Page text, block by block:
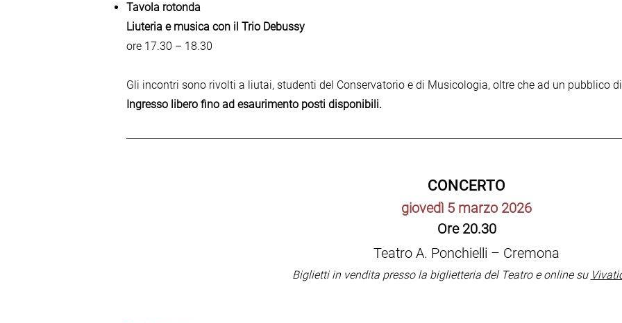
Tavola rotonda
Liuteria e musica con il Trio Debussy
ore 17.30 – 18.30
Gli incontri sono rivolti a liutai, studenti del Conservatorio e di Musicologia, oltre che ad un pubblico
Ingresso libero fino ad esaurimento posti disponibili.
CONCERTO
giovedì 5 marzo 2026
Ore 20.30
Teatro A. Ponchielli – Cremona
Biglietti in vendita presso la biglietteria del Teatro e online su